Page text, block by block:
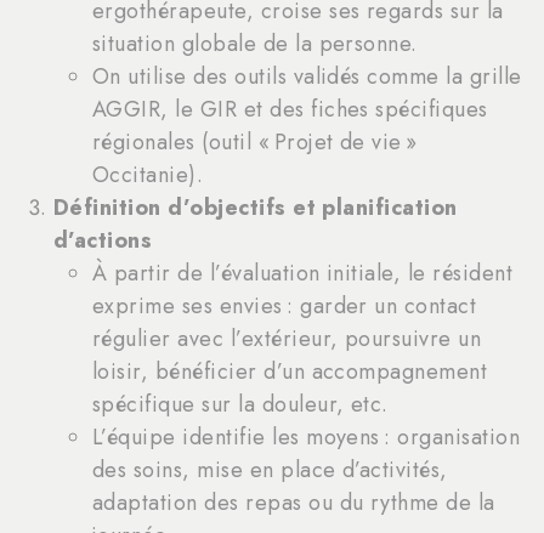
ergothérapeute, croise ses regards sur la
situation globale de la personne.
On utilise des outils validés comme la grille
AGGIR, le GIR et des fiches spécifiques
régionales (outil « Projet de vie »
Occitanie).
Définition d’objectifs et planification
d’actions
À partir de l’évaluation initiale, le résident
exprime ses envies : garder un contact
régulier avec l’extérieur, poursuivre un
loisir, bénéficier d’un accompagnement
spécifique sur la douleur, etc.
L’équipe identifie les moyens : organisation
des soins, mise en place d’activités,
adaptation des repas ou du rythme de la